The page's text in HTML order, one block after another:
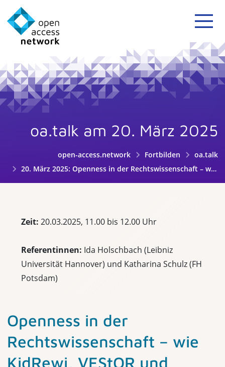
oa.talk am 20. März 2025
open-access.network Fortbilden
oa.talk
20. März 2025: Openness in der Rechtswissenschaft – wie KidRewi, VEStOR und OpenRewi die Transformation fördern
Zeit: 20.03.2025, 11.00 bis 12.00 Uhr
Referentinnen: Ida Holschbach (Leibniz
Universität Hannover) und Katharina Schulz (FH
Potsdam)
Openness in der
Rechtswissenschaft – wie
KidRewi, VEStOR und